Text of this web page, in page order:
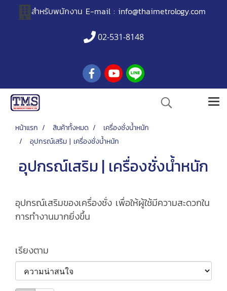
สำหรับพนักงาน E-mail : info@thaimetrology.com
02-531-8148
หน้าแรก สินค้าทั้งหมด
เครื่องชั่งน้ำหนัก
อุปกรณ์เสริม | เครื่องชั่งน้ำหนัก
อุปกรณ์เสริม | เครื่องชั่งน้ำหนัก
อุปกรณ์เสริมของเครื่องชั่ง เพื่อให้ผู้ใช้มีความสะดวกใน
การทำงานมากยิ่งขึ้น
เรียงตาม